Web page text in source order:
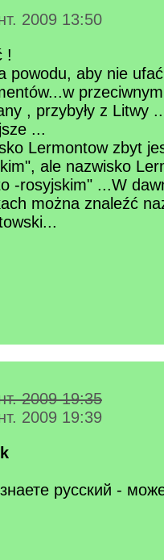
2009 13:50
!
powodu, aby nie
, przybyły z Litwy
...
Lermontow zbyt
ale nazwisko
-rosyjskim" ...W
można znaleźć
2009 19:35
2009 19:39
русский -